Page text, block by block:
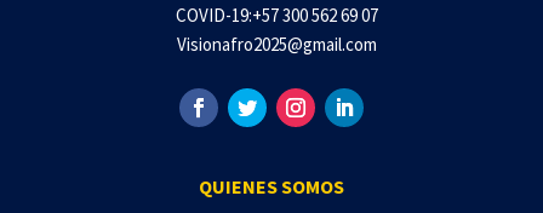
COVID-19:+57 300 562 69 07
Visionafro2025@gmail.com
QUIENES SOMOS